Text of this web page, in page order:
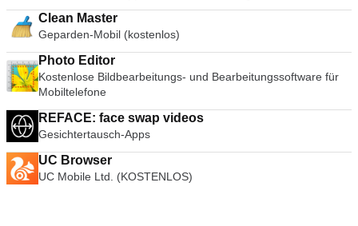
Clean Master
Geparden-Mobil (kostenlos)
Photo Editor
Kostenlose Bildbearbeitungs- und Bearbeitungssoftware für
Mobiltelefone
REFACE: face swap videos
Gesichtertausch-Apps
UC Browser
UC Mobile Ltd. (KOSTENLOS)